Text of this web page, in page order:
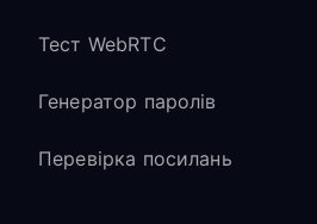
Тест WebRTC
Генератор паролів
Перевірка посилань